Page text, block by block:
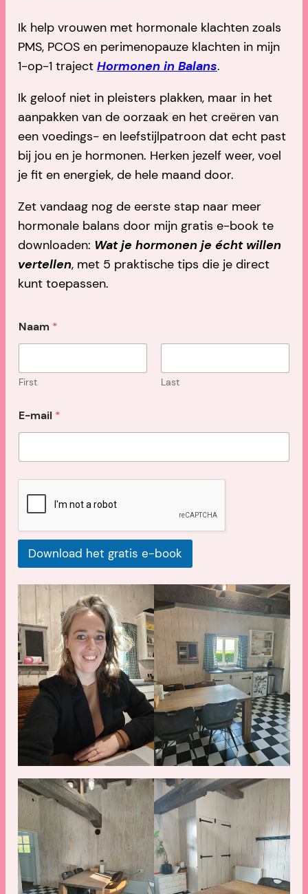
Ik help vrouwen met hormonale klachten zoals
PMS, PCOS en perimenopauze klachten in mijn
1-op-1 traject Hormonen in Balans.
Ik geloof niet in pleisters plakken, maar in het
aanpakken van de oorzaak en het creëren van
een voedings- en leefstijlpatroon dat echt past
bij jou en je hormonen. Herken jezelf weer, voel
je fit en energiek, de hele maand door.
Zet vandaag nog de eerste stap naar meer
hormonale balans door mijn gratis e-book te
downloaden: Wat je hormonen je écht willen
vertellen, met 5 praktische tips die je direct
kunt toepassen.
a
a
*
*
Naam *
First Last
E-mail *
Download het gratis e-book